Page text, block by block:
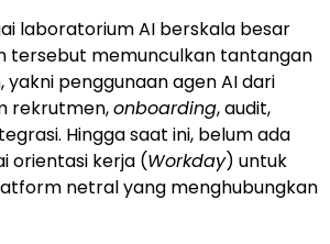
laboratorium AI berskala besar
tersebut memunculkan tantangan
penggunaan agen AI dari
rekrutmen,onboarding, audit,
Hingga saat ini, belum ada
orientasi kerja (Workday) untuk
netral yang menghubungkan